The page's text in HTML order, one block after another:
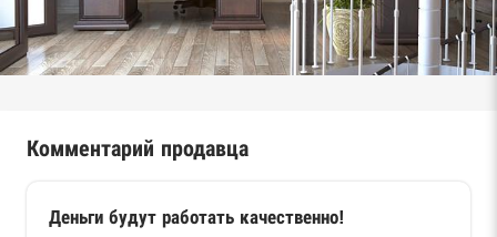
Комментарий продавца
Деньги будут работать качественно!